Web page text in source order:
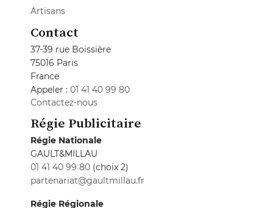
Artisans
Contact
37-39 rue Boissière
75016 Paris
France
Appeler : 01 41 40 99 80
Contactez-nous
Régie Publicitaire
Régie Nationale
GAULT&MILLAU
01 41 40 99 80 (choix 2)
partenariat@gaultmillau.fr
Régie Régionale